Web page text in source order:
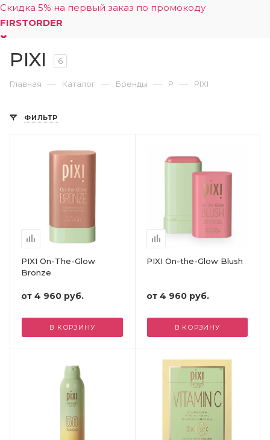
Скидка 5% на первый заказ по промокоду
FIRSTORDER
PIXI 6
Главная — Каталог — Бренды — P — PIXI
ФИЛЬТР
PIXI On-The-Glow
Bronze
от 4 960 руб.
В КОРЗИНУ
PIXI On-the-Glow Blush
от 4 960 руб.
В КОРЗИНУ